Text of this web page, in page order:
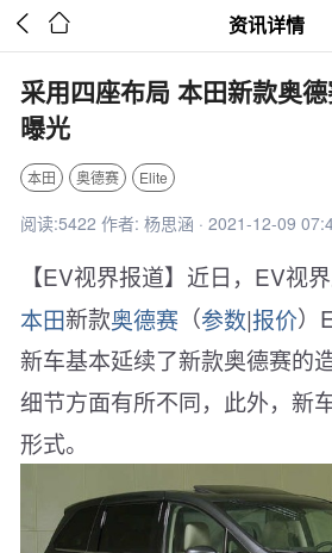
  资讯详情
采用四座布局 本田新款奥
曝光
本田 奥德赛 Elite
阅读:5422 作者: 杨思涵 · 2021-12-09
【EV视界报道】近日，EV视
本田新款奥德赛 （参数|报价）
新车基本延续了新款奥德赛的
细节方面有所不同，此外，新
形式。